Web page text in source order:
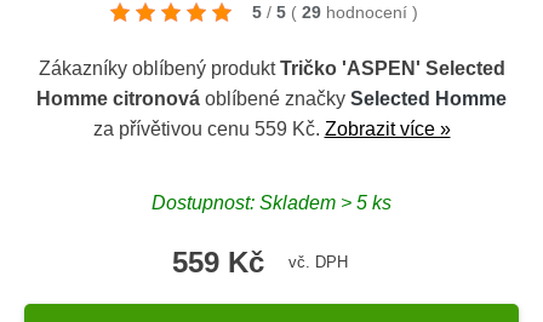
5 / 5 ( 29 hodnocení )
Zákazníky oblíbený produktTričko 'ASPEN' Selected
Homme citronová oblíbené značky Selected Homme
za přívětivou cenu 559 Kč. Zobrazit více »
Dostupnost: Skladem > 5 ks
559 Kč vč. DPH